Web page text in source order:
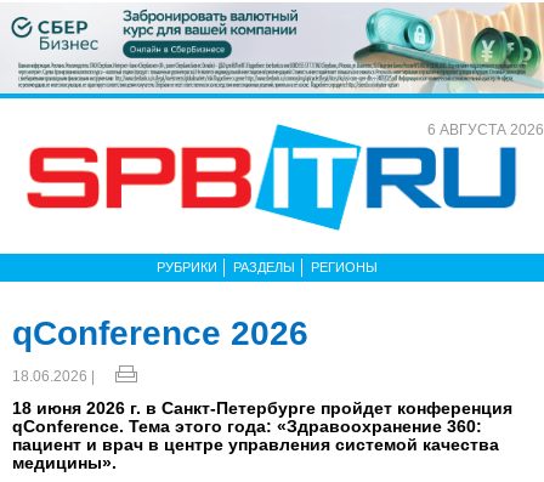
6 АВГУСТА 2026
РУБРИКИ РАЗДЕЛЫ РЕГИОНЫ
qConference 2026
18.06.2026 |
18 июня 2026 г. в Санкт-Петербурге пройдет конференция
qConference. Тема этого года: «Здравоохранение 360:
пациент и врач в центре управления системой качества
медицины».